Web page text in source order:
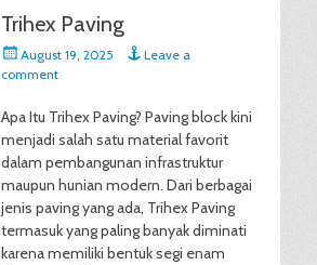
Trihex Paving
Posted
on
August 19, 2025
Leave a
comment
Apa Itu Trihex Paving? Paving block kini
menjadi salah satu material favorit
dalam pembangunan infrastruktur
maupun hunian modern. Dari berbagai
jenis paving yang ada, Trihex Paving
termasuk yang paling banyak diminati
karena memiliki bentuk segi enam